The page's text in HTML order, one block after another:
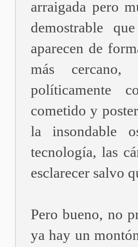
arraigada pero
demostrable
aparecen de
más
políticamente
cometido y
la insondable
tecnología, las
esclarecer salvo
Pero bueno, no
ya hay un